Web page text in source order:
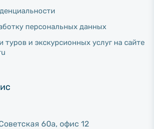
персональных данных
и экскурсионных услуг на сайте
60а, офис 12